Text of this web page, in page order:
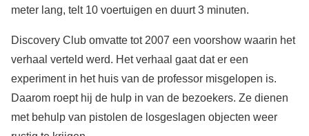
meter lang, telt 10 voertuigen en duurt 3 minuten.
Discovery Club omvatte tot 2007 een voorshow waarin het
verhaal verteld werd. Het verhaal gaat dat er een
experiment in het huis van de professor misgelopen is.
Daarom roept hij de hulp in van de bezoekers. Ze dienen
met behulp van pistolen de losgeslagen objecten weer